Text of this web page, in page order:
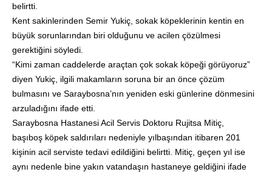
belirtti.
Kent sakinlerinden Semir Yukiç, sokak köpeklerinin kentin en
büyük sorunlarından biri olduğunu ve acilen çözülmesi
gerektiğini söyledi.
“Kimi zaman caddelerde araçtan çok sokak köpeği görüyoruz”
diyen Yukiç, ilgili makamların soruna bir an önce çözüm
bulmasını ve Saraybosna’nın yeniden eski günlerine dönmesini
arzuladığını ifade etti.
Saraybosna Hastanesi Acil Servis Doktoru Rujitsa Mitiç,
başıboş köpek saldırıları nedeniyle yılbaşından itibaren 201
kişinin acil serviste tedavi edildiğini belirtti. Mitiç, geçen yıl ise
aynı nedenle bine yakın vatandaşın hastaneye geldiğini ifade